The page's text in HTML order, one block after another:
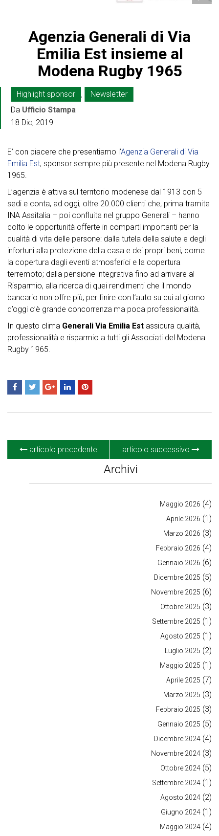
Agenzia Generali di Via
Emilia Est insieme al
Modena Rugby 1965
Highlight sponsor ,
Newsletter
Da Ufficio Stampa
18 Dic, 2019
E’ con piacere che presentiamo l’Agenzia Generali di Via
Emilia Est, sponsor sempre più presente nel Modena Rugby
1965.
L’agenzia è attiva sul territorio modenese dal 1913 con 5
sedi e conta, ad oggi, oltre 20.000 clienti che, prima tramite
INA Assitalia – poi confluita nel gruppo Generali – hanno
colto le opportunità offerte in comparti importanti per la
qualità di vita delle persone: dalla tutela della salute e degli
infortuni alla protezione della casa e dei propri beni, come
la copertura dagli eventi atmosferici e la copertura
terremoto; dalla pensione integrativa fino ad arrivare al
Risparmio, alla ricerca di quei rendimenti che il mondo
bancario non offre più; per finire con l’auto su cui al giorno
d’oggi c’è grande concorrenza ma poca professionalità.
In questo clima Generali Via Emilia Est assicura qualità,
professionalità e risparmio a tutti gli Associati del Modena
Rugby 1965.
articolo precedente articolo successivo
Archivi
Maggio 2026 (4)
Aprile 2026 (1)
Marzo 2026 (3)
Febbraio 2026 (4)
Gennaio 2026 (6)
Dicembre 2025 (5)
Novembre 2025 (6)
Ottobre 2025 (3)
Settembre 2025 (1)
Agosto 2025 (1)
Luglio 2025 (2)
Maggio 2025 (1)
Aprile 2025 (7)
Marzo 2025 (3)
Febbraio 2025 (3)
Gennaio 2025 (5)
Dicembre 2024 (4)
Novembre 2024 (3)
Ottobre 2024 (5)
Settembre 2024 (1)
Agosto 2024 (2)
Giugno 2024 (1)
Maggio 2024 (4)